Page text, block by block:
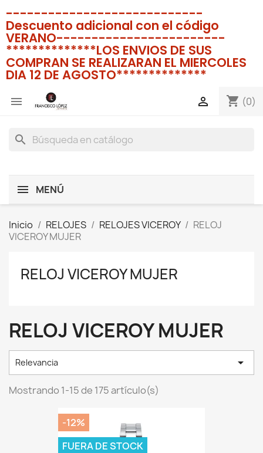
----------------------------
Descuento adicional con el código
VERANO------------------------
**************LOS ENVIOS DE SUS
COMPRAN SE REALIZARAN EL MIERCOLES
DIA 12 DE AGOSTO**************
 shopping_cart (0)

search
MENÚ
Inicio RELOJES RELOJES VICEROY
RELOJ
VICEROY MUJER
RELOJ VICEROY MUJER
RELOJ VICEROY MUJER
Relevancia 
Mostrando 1-15 de 175 artículo(s)
-12%
FUERA DE STOCK